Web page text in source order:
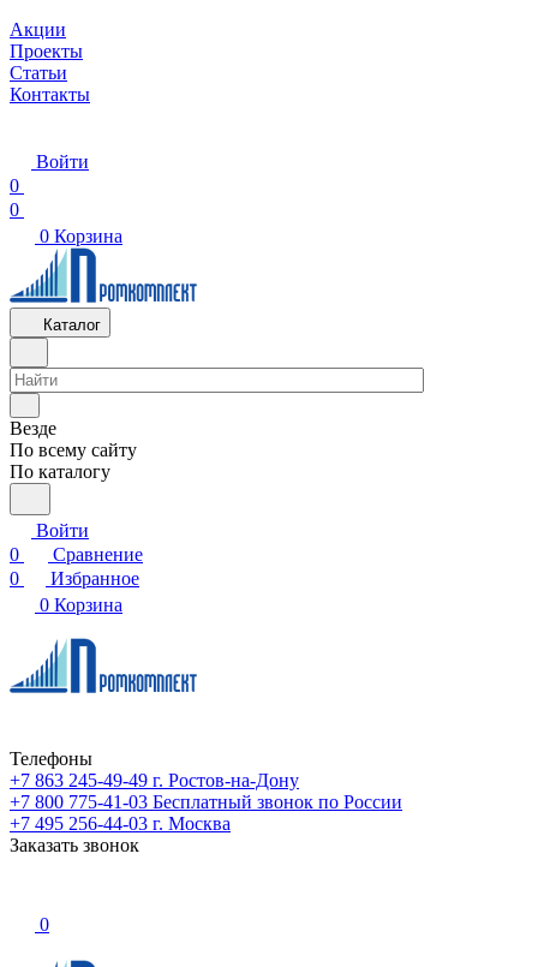
Акции
Проекты
Статьи
Контакты
Войти
0
0
0 Корзина
Каталог
Везде
По всему сайту
По каталогу
Войти
0
Сравнение
0
Избранное
0 Корзина
Телефоны
+7 863 245-49-49 г. Ростов-на-Дону
+7 800 775-41-03 Бесплатный звонок по России
+7 495 256-44-03 г. Москва
Заказать звонок
0